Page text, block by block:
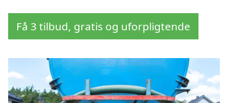
Få 3 tilbud, gratis og uforpligtende